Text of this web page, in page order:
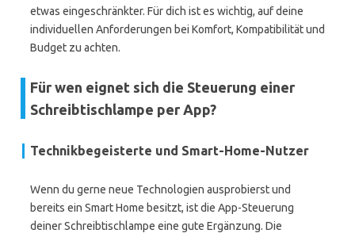
etwas eingeschränkter. Für dich ist es wichtig, auf deine
individuellen Anforderungen bei Komfort, Kompatibilität und
Budget zu achten.
Für wen eignet sich die Steuerung einer
Schreibtischlampe per App?
Technikbegeisterte und Smart-Home-Nutzer
Wenn du gerne neue Technologien ausprobierst und
bereits ein Smart Home besitzt, ist die App-Steuerung
deiner Schreibtischlampe eine gute Ergänzung. Die